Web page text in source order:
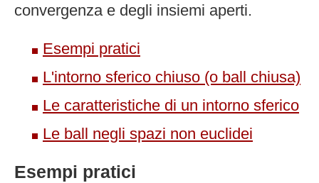
convergenza e degli insiemi aperti.
Esempi pratici
L'intorno sferico chiuso (o ball chiusa)
Le caratteristiche di un intorno sferico
Le ball negli spazi non euclidei
Esempi pratici